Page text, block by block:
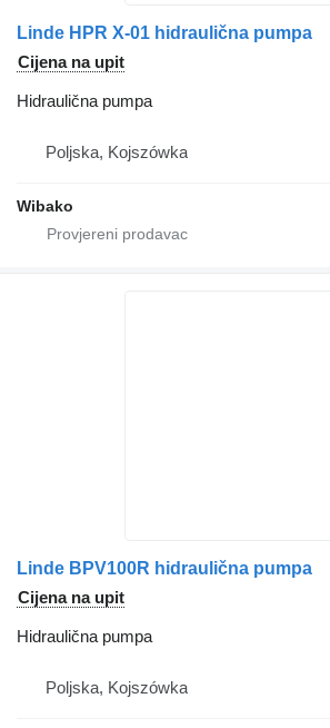
Linde HPR X-01 hidraulična pumpa
Cijena na upit
Hidraulična pumpa
Poljska, Kojszówka
Wibako
Linde BPV100R hidraulična pumpa
Cijena na upit
Hidraulična pumpa
Poljska, Kojszówka